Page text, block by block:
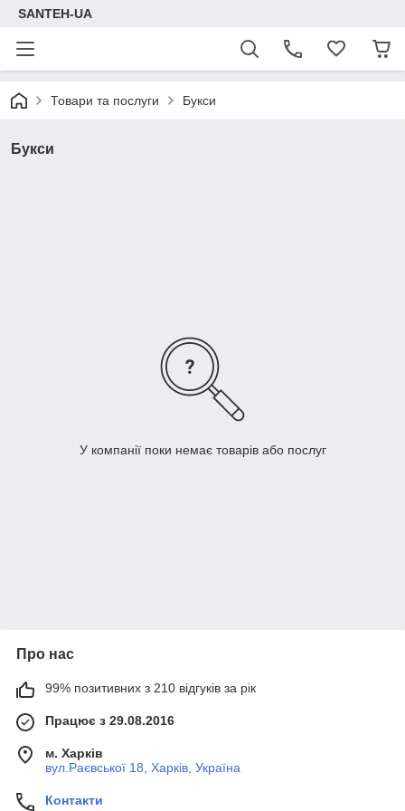
SANTEH-UA
Товари та послуги Букси
Букси
У компанії поки немає товарів або послуг
Про нас
99% позитивних з 210 відгуків за рік
Працює з 29.08.2016
м. Харків
вул.Раєвської 18, Харків, Україна
Контакти